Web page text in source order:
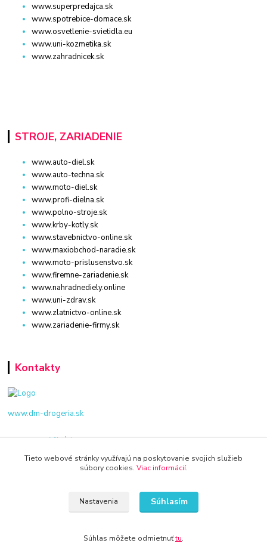
www.superpredajca.sk
www.spotrebice-domace.sk
www.osvetlenie-svietidla.eu
www.uni-kozmetika.sk
www.zahradnicek.sk
STROJE, ZARIADENIE
www.auto-diel.sk
www.auto-techna.sk
www.moto-diel.sk
www.profi-dielna.sk
www.polno-stroje.sk
www.krby-kotly.sk
www.stavebnictvo-online.sk
www.maxiobchod-naradie.sk
www.moto-prislusenstvo.sk
www.firemne-zariadenie.sk
www.nahradnediely.online
www.uni-zdrav.sk
www.zlatnictvo-online.sk
www.zariadenie-firmy.sk
Kontakty
www.dm-drogeria.sk
Viktória
+421 940 949 000
Tieto webové stránky využívajú na poskytovanie svojich služieb
súbory cookies. Viac informácií.
Nastavenia Súhlasím
Súhlas môžete odmietnuťtu.